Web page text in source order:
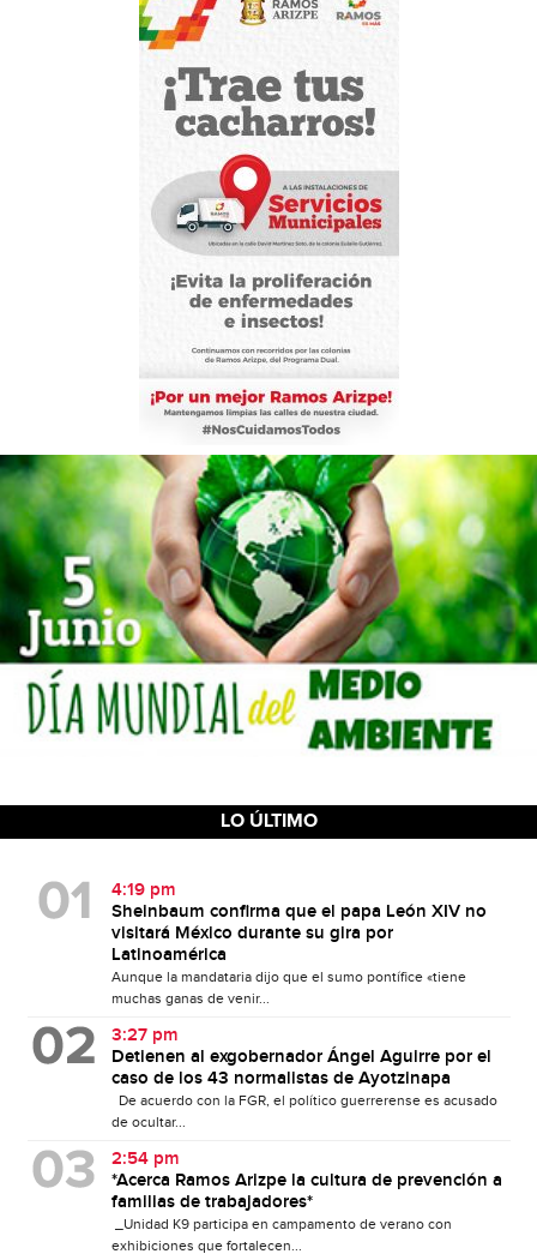
LO ÚLTIMO
4:19 pm
Sheinbaum confirma que el papa León XIV no
visitará México durante su gira por
Latinoamérica
Aunque la mandataria dijo que el sumo pontífice «tiene
muchas ganas de venir...
3:27 pm
Detienen al exgobernador Ángel Aguirre por el
caso de los 43 normalistas de Ayotzinapa
De acuerdo con la FGR, el político guerrerense es acusado
de ocultar...
2:54 pm
*Acerca Ramos Arizpe la cultura de prevención a
familias de trabajadores*
_Unidad K9 participa en campamento de verano con
exhibiciones que fortalecen...